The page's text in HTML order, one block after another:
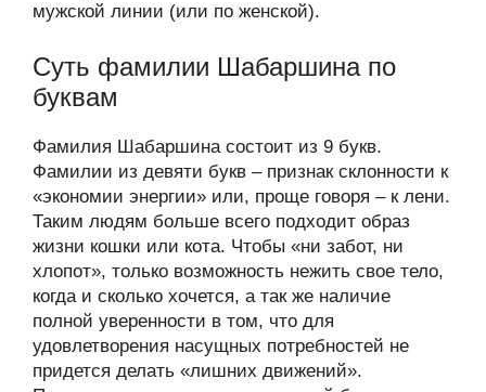
мужской линии (или по женской).
Суть фамилии Шабаршина по
буквам
Фамилия Шабаршина состоит из 9 букв.
Фамилии из девяти букв – признак склонности к
«экономии энергии» или, проще говоря – к лени.
Таким людям больше всего подходит образ
жизни кошки или кота. Чтобы «ни забот, ни
хлопот», только возможность нежить свое тело,
когда и сколько хочется, а так же наличие
полной уверенности в том, что для
удовлетворения насущных потребностей не
придется делать «лишних движений».